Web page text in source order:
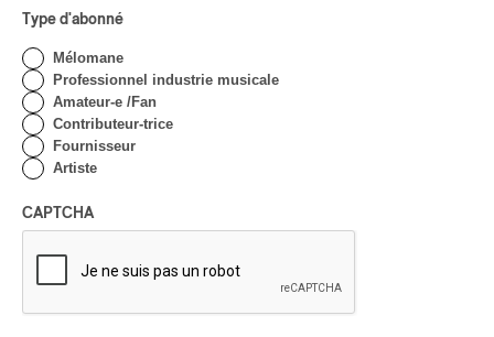
TRAD QUÉBÉCOIS
INTERVIEW
Domaine Forget 2026
| Bach éternel et éternelles
Type d'abonné
Mélomane
Professionnel industrie musicale
Amateur-e /Fan
Contributeur-trice
Fournisseur
Artiste
CAPTCHA